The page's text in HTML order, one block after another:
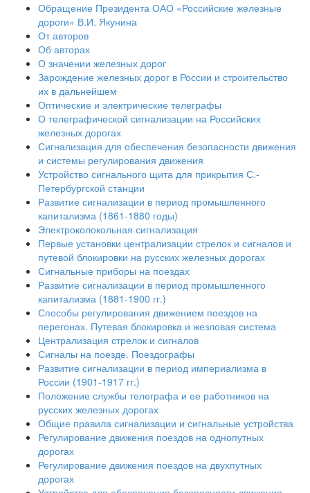
Обращение Президента ОАО «Российские железные
дороги» В.И. Якунина
От авторов
Об авторах
О значении железных дорог
Зарождение железных дорог в России и строительство
их в дальнейшем
Оптические и электрические телеграфы
О телеграфической сигнализации на Российских
железных дорогах
Сигнализация для обеспечения безопасности движения
и системы регулирования движения
Устройство сигнального щита для прикрытия С.-
Петербургской станции
Развитие сигнализации в период промышленного
капитализма (1861-1880 годы)
Электроколокольная сигнализация
Первые установки централизации стрелок и сигналов и
путевой блокировки на русских железных дорогах
Сигнальные приборы на поездах
Развитие сигнализации в период промышленного
капитализма (1881-1900 гг.)
Способы регулирования движением поездов на
перегонах. Путевая блокировка и жезловая система
Централизация стрелок и сигналов
Сигналы на поезде. Поездографы
Развитие сигнализации в период империализма в
России (1901-1917 гг.)
Положение службы телеграфа и ее работников на
русских железных дорогах
Общие правила сигнализации и сигнальные устройства
Регулирование движения поездов на однопутных
дорогах
Регулирование движения поездов на двухпутных
дорогах